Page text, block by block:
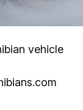
vehicle